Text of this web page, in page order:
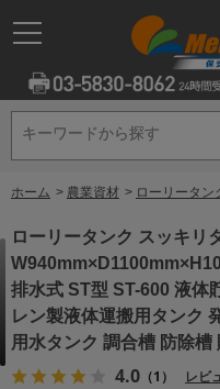
キーワードから探す
キーワードから探す
ホーム > 農業資材 > ローリータン
ローリータンク スッキリ
排水式 ST型 ST-600 液体
レン製液体運搬用タンク
用水タンク 調合槽 防除槽
4.0 （1） レビ